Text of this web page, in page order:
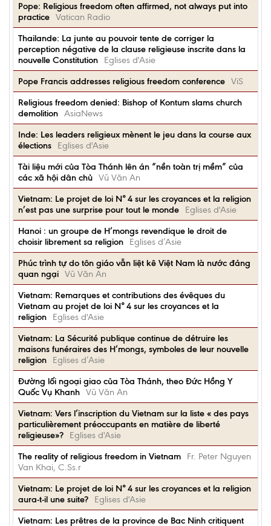
Pope: Religious freedom often affirmed, not always put into
practice Vatican Radio
Thailande: La junte au pouvoir tente de corriger la
perception négative de la clause religieuse inscrite dans la
nouvelle Constitution
Eglises d'Asie
Pope Francis addresses religious freedom conference ViS
Religious freedom denied: Bishop of Kontum slams church
demolition AsiaNews
Inde: Les leaders religieux mènent le jeu dans la course aux
élections
Eglises d'Asie
Tài liệu mới của Tòa Thánh lên án “nền toàn trị mềm” của
các xã hội dân chủ Vũ Văn An
Vietnam: Le projet de loi N° 4 sur les croyances et la religion
n’est pas une surprise pour tout le monde
Eglises d'Asie
Hanoi : un groupe de H’mongs revendique le droit de
choisir librement sa religion
Eglises d’Asie
Phúc trình tự do tôn giáo vẫn liệt kê Việt Nam là nước đáng
quan ngại Vũ Văn An
Vietnam: Remarques et contributions des évêques du
Vietnam au projet de loi N° 4 sur les croyances et la
religion
Eglises d'Asie
Vietnam: La Sécurité publique continue de détruire les
maisons funéraires des H’mongs, symboles de leur nouvelle
religion
Eglises d’Asie
Đường lối ngoại giao của Tòa Thánh, theo Đức Hồng Y
Quốc Vụ Khanh Vũ Văn An
Vietnam: Vers l’inscription du Vietnam sur la liste « des pays
particulièrement préoccupants en matière de liberté
religieuse»?
Eglises d'Asie
The reality of religious freedom in Vietnam
Fr. Peter Nguyen
Van Khai, C.Ss.r
Vietnam: Le projet de loi N° 4 sur les croyances et la religion
aura-t-il une suite?
Eglises d'Asie
Vietnam: Les prêtres de la province de Bac Ninh critiquent